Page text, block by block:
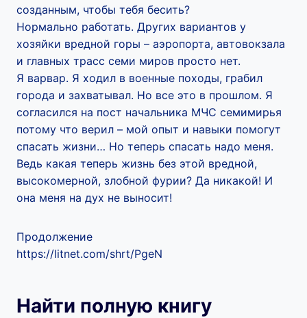
созданным, чтобы тебя бесить?
Нормально работать. Других вариантов у
хозяйки вредной горы – аэропорта, автовокзала
и главных трасс семи миров просто нет.
Я варвар. Я ходил в военные походы, грабил
города и захватывал. Но все это в прошлом. Я
согласился на пост начальника МЧС семимирья
потому что верил – мой опыт и навыки помогут
спасать жизни… Но теперь спасать надо меня.
Ведь какая теперь жизнь без этой вредной,
высокомерной, злобной фурии? Да никакой! И
она меня на дух не выносит!
Продолжение
https://litnet.com/shrt/PgeN
Найти полную книгу